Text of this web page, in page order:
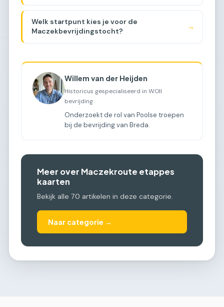
Welk startpunt kies je voor de
Maczekbevrijdingstocht?
→
Willem van der Heijden
Historicus gespecialiseerd in WOII
bevrijding
Onderzoekt de rol van Poolse troepen
bij de bevrijding van Breda.
Meer over Maczekroute etappes
kaarten
Bekijk alle 70 artikelen in deze categorie.
Naar categorie →